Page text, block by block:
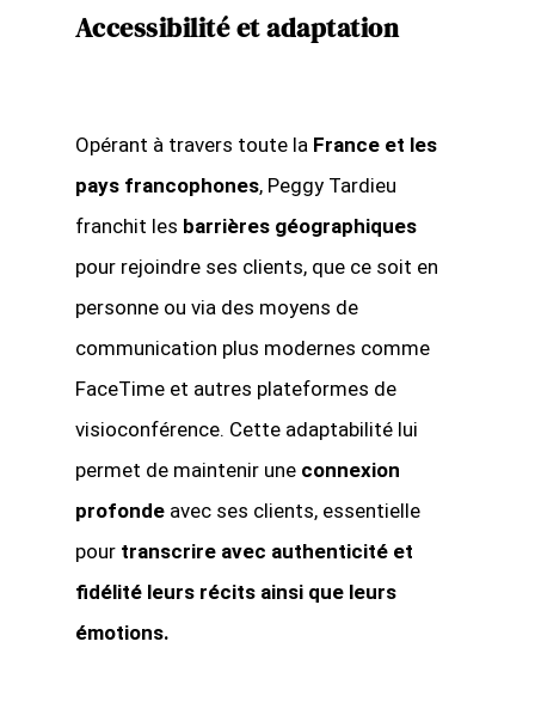
Accessibilité et adaptation
Opérant à travers toute la France et les
pays francophones, Peggy Tardieu
franchit les barrières géographiques
pour rejoindre ses clients, que ce soit en
personne ou via des moyens de
communication plus modernes comme
FaceTime et autres plateformes de
visioconférence. Cette adaptabilité lui
permet de maintenir une connexion
profondeavec ses clients, essentielle
pour transcrire avec authenticité et
fidélité leurs récits ainsi que leurs
émotions.